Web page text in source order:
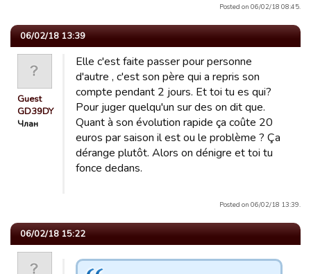
Posted on 06/02/18 08:45.
06/02/18 13:39
Guest
GD39DY
Члан
Elle c'est faite passer pour personne
d'autre , c'est son père qui a repris son
compte pendant 2 jours. Et toi tu es qui?
Pour juger quelqu'un sur des on dit que.
Quant à son évolution rapide ça coûte 20
euros par saison il est ou le problème ? Ça
dérange plutôt. Alors on dénigre et toi tu
fonce dedans.
Posted on 06/02/18 13:39.
06/02/18 15:22